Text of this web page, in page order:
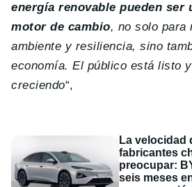
energía renovable pueden ser
motor de cambio, no solo para
ambiente y resiliencia, sino
economía. El público está listo
creciendo“,
La velocidad
fabricantes
preocupar:
seis meses